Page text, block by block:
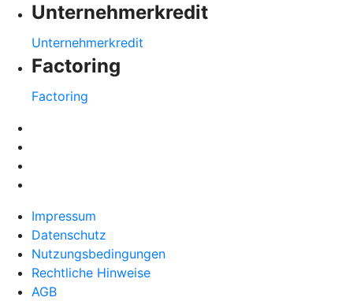
Unternehmerkredit
Unternehmerkredit
Factoring
Factoring
Impressum
Datenschutz
Nutzungsbedingungen
Rechtliche Hinweise
AGB